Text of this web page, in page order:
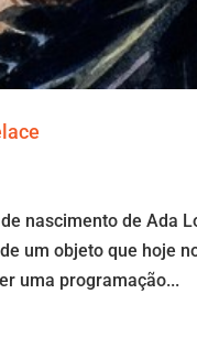
nascimento de Ada
um objeto que hoje
uma programação...